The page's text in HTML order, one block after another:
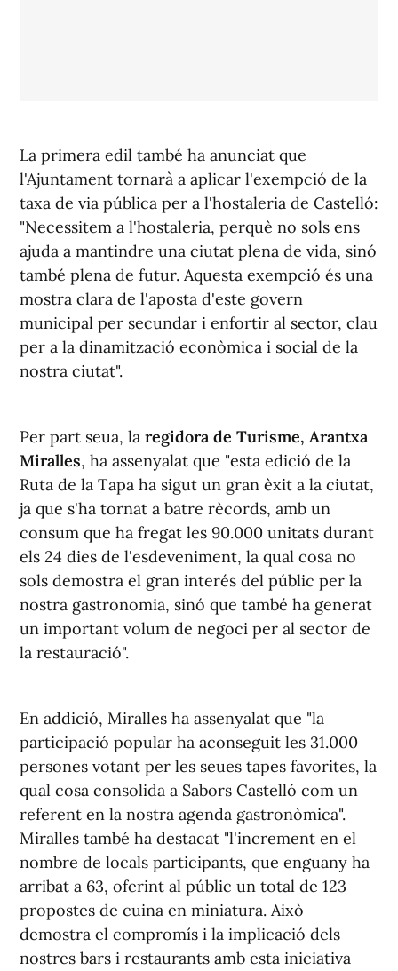
La primera edil també ha anunciat que
l'Ajuntament tornarà a aplicar l'exempció de la
taxa de via pública per a l'hostaleria de Castelló:
"Necessitem a l'hostaleria, perquè no sols ens
ajuda a mantindre una ciutat plena de vida, sinó
també plena de futur. Aquesta exempció és una
mostra clara de l'aposta d'este govern
municipal per secundar i enfortir al sector, clau
per a la dinamització econòmica i social de la
nostra ciutat".
Per part seua, la regidora de Turisme, Arantxa
Miralles, ha assenyalat que "esta edició de la
Ruta de la Tapa ha sigut un gran èxit a la ciutat,
ja que s'ha tornat a batre rècords, amb un
consum que ha fregat les 90.000 unitats durant
els 24 dies de l'esdeveniment, la qual cosa no
sols demostra el gran interés del públic per la
nostra gastronomia, sinó que també ha generat
un important volum de negoci per al sector de
la restauració".
En addició, Miralles ha assenyalat que "la
participació popular ha aconseguit les 31.000
persones votant per les seues tapes favorites, la
qual cosa consolida a Sabors Castelló com un
referent en la nostra agenda gastronòmica".
Miralles també ha destacat "l'increment en el
nombre de locals participants, que enguany ha
arribat a 63, oferint al públic un total de 123
propostes de cuina en miniatura. Això
demostra el compromís i la implicació dels
nostres bars i restaurants amb esta iniciativa